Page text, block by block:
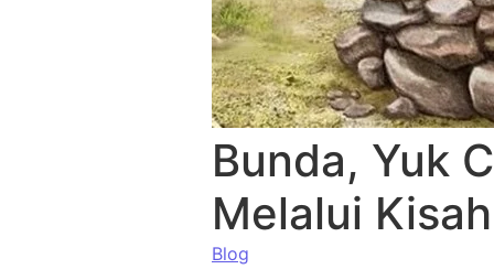
Bunda, Yuk
Melalui
Blog